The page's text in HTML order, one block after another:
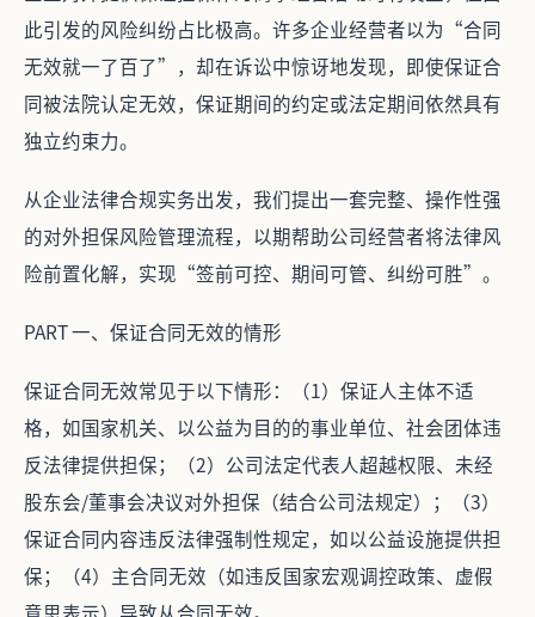
此引发的风险纠纷占比极高。许多企业经营者以为“合同
无效就一了百了”，却在诉讼中惊讶地发现，即使保证合
同被法院认定无效，保证期间的约定或法定期间依然具有
独立约束力。
从企业法律合规实务出发，我们提出一套完整、操作性强
的对外担保风险管理流程，以期帮助公司经营者将法律风
险前置化解，实现“签前可控、期间可管、纠纷可胜”。
PART 一、保证合同无效的情形
保证合同无效常见于以下情形：（1）保证人主体不适
格，如国家机关、以公益为目的的事业单位、社会团体违
反法律提供担保；（2）公司法定代表人超越权限、未经
股东会/董事会决议对外担保（结合公司法规定）；（3）
保证合同内容违反法律强制性规定，如以公益设施提供担
保；（4）主合同无效（如违反国家宏观调控政策、虚假